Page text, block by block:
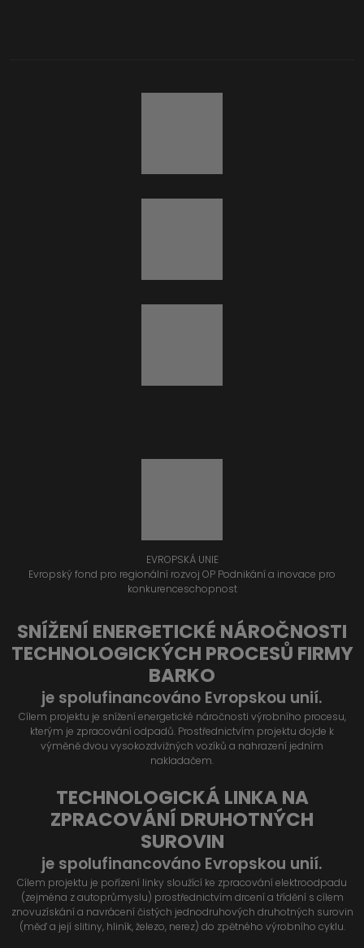
EVROPSKÁ UNIE
Evropský fond pro regionální rozvoj OP Podnikání a inovace pro
konkurenceschopnost
SNÍŽENÍ ENERGETICKÉ NÁROČNOSTI
TECHNOLOGICKÝCH PROCESŮ FIRMY
BARKO
je spolufinancováno Evropskou unií.
Cílem projektu je snížení energetické náročnosti výrobního procesu,
kterým je zpracování odpadů. Prostřednictvím projektu dojde k
výměně dvou vysokozdvižných vozíků a nahrazení jedním
nakladačem.
TECHNOLOGICKÁ LINKA NA
ZPRACOVÁNÍ DRUHOTNÝCH
SUROVIN
je spolufinancováno Evropskou unií.
Cílem projektu je pořízení linky sloužící ke zpracování elektroodpadu
(zejména z autoprůmyslu) prostřednictvím drcení a třídění s cílem
znovuzískání a navrácení čistých jednodruhových druhotných surovin
(měď a její slitiny, hliník, železo, nerez) do zpětného výrobního cyklu.